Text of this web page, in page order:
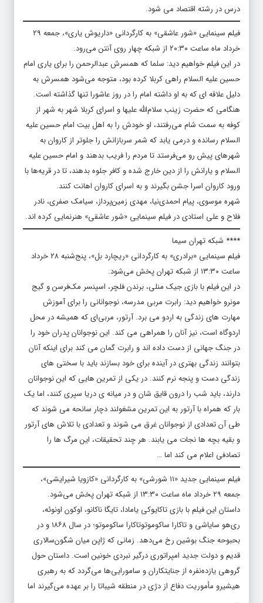
درس در رشته اقتصاد می شود.
فیلم سینمایی «شور عاشقی» به کارگردانی «داریوش یاری»، جمعه ۲۹
خرداد ماه ساعت ۲۰:۳۰ از شبکه چهار روی آنتن می‌رود.
در این فیلم خواهیم دید: سلما که همسرش عبدالرحمن را برای یاری امام
حسین علیه السلام راهی کربلا کرده بود، متوجه می‌شود همسرش به
دلیل علاقه ای که به او داشته امام را در روز عاشورا تنها گذاشته است.
هنگامی که حضرت زینب سلام‌الله علیها و اسرای کربلا شهر به شهر از
کوفه به سمت شام می‌رفتند، او خودش را به اهل بیت امام حسین علیه
السلام رسانده و درمی یابد که شمر سربازانش را جلوتر از کاروان به
شهرهای پیش رو می‌فرستد تا مردم را فریب بدهند و امام حسین علیه
السلام و یارانش را از دین خارج شده و کافر جلوه بدهند، تا در قریه‌ها با
ورود کاروان اسرا جشن بگیرند و به اسرای کاروان اهانت کنند.
شهره موسوی، پیام احمدی‌نیا، مهدی زمین‌پرداز، سیامک صفری، نادر
فلاح و علی استادی در فیلم سینمایی «شور عاشقی» هنرنمایی کرده اند.
**** شبکه تهران سیما
فیلم سینمایی «برادری» به کارگردانی «ریچارد بل»، پنج‌شنبه ۲۸ خرداد
ساعت ۱۳:۳۰ از شبکه تهران پخش می‌شود.
در این فیلم با بازی جیک منلی، برندن فلچر، اسپنسر مک‌فرسن و گیج
مونرو خواهیم دید: رابرت مربی مدرسه، نوجوانانی را برای آموزش
مهارت های زندگی به اردو می برد. آرتور، مربی‌ای که همیشه در محل
اردوگاه است، نیز آنان را همراهی می کند. این نوجوانان پدران خود را
در جنگ جهانی از دست داده اند و رابرت گمان می کند برای اینکه آنان
بتوانند زندگی بهتری در آینده برای خود بسازند باید با سختی های
زندگی دست و پنجه نرم کنند. در یکی از تمرین هایی که این نوجوانان
دارند، باید شب را درون قایق شان و در میانه ی دریا سپری کنند، اما یک
بار که همراه با آرتور به این تمرین مشغولند دچار سانحه می شوند که
طی آن تعدادی از نوجوانان غرق می شوند و تعدادی با تلاش های آرتور
و بقیه بچه ها نجات می یابند. هر چند تحقیقات، این مرگ ها را
تصادفی اعلام می کند اما …
فیلم سینمایی جدید «۱۱ شورشی» به کارگردانی «کازویا شیرایشی»،
جمعه ۲۹ خرداد ماه ساعت ۱۳:۳۰ از شبکه تهران پخش می‌شود.
داستان این فیلم با بازی تاکایوکی یامادا، تایگا ناکانو، اوکون اونوئه،
ری‌هو سایاشی و تاکارا ساکوموتوتاکارا ساکوموتو؛ در سال ۱۸۶۸ و در
بحبوحه جنگ بوشین رخ می‌دهد. زمانی که ژاپن میان شگون‌سالاری
قدیم و دولت جدید امپراتوری درگیر نبردی خونین است. داستان حول
گروهی یازده‌نفره از جنایتکاران و سامورایی‌ها می‌گردد که به رهبری
هیشیرو مأموریت دفاع از دژی در منطقه شیباتا را بر عهده می‌گیرند اما